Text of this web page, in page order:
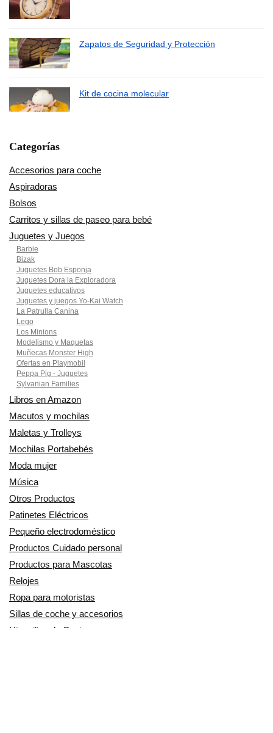
Zapatos de Seguridad y Protección
Kit de cocina molecular
Categorías
Accesorios para coche
Aspiradoras
Bolsos
Carritos y sillas de paseo para bebé
Juguetes y Juegos
Barbie
Bizak
Juguetes Bob Esponja
Juguetes Dora la Exploradora
Juguetes educativos
Juguetes y juegos Yo-Kai Watch
La Patrulla Canina
Lego
Los Minions
Modelismo y Maquetas
Muñecas Monster High
Ofertas en Playmobil
Peppa Pig - Juguetes
Sylvanian Families
Libros en Amazon
Macutos y mochilas
Maletas y Trolleys
Mochilas Portabebés
Moda mujer
Música
Otros Productos
Patinetes Eléctricos
Pequeño electrodoméstico
Productos Cuidado personal
Productos para Mascotas
Relojes
Ropa para motoristas
Sillas de coche y accesorios
Utensilios de Cocina